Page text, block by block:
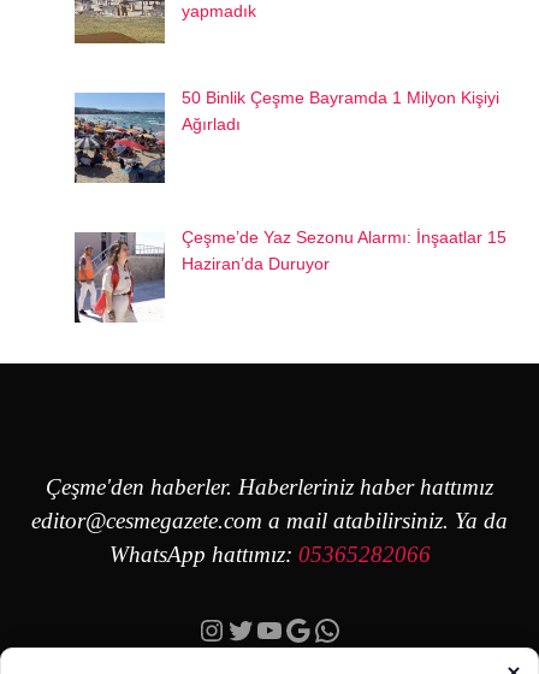
yapmadık
50 Binlik Çeşme Bayramda 1 Milyon Kişiyi
Ağırladı
Çeşme’de Yaz Sezonu Alarmı: İnşaatlar 15
Haziran’da Duruyor
Çeşme'den haberler. Haberleriniz haber hattımız
editor@cesmegazete.com a mail atabilirsiniz. Ya da
WhatsApp hattımız: 05365282066
Instagram
Twitter
YouTube
Google
https://wa.me/